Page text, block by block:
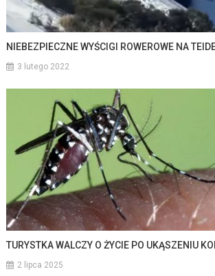
NIEBEZPIECZNE WYŚCIGI ROWEROWE NA
3 lutego 2022
TURYSTKA WALCZY O ŻYCIE PO UKĄSZENIU
2 lipca 2025